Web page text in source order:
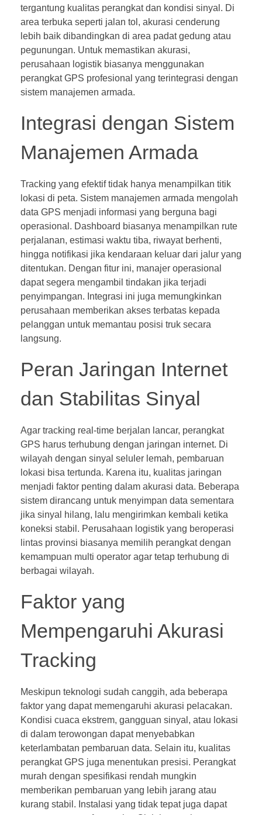
tergantung kualitas perangkat dan kondisi sinyal. Di
area terbuka seperti jalan tol, akurasi cenderung
lebih baik dibandingkan di area padat gedung atau
pegunungan. Untuk memastikan akurasi,
perusahaan logistik biasanya menggunakan
perangkat GPS profesional yang terintegrasi dengan
sistem manajemen armada.
Integrasi dengan Sistem
Manajemen Armada
Tracking yang efektif tidak hanya menampilkan titik
lokasi di peta. Sistem manajemen armada mengolah
data GPS menjadi informasi yang berguna bagi
operasional. Dashboard biasanya menampilkan rute
perjalanan, estimasi waktu tiba, riwayat berhenti,
hingga notifikasi jika kendaraan keluar dari jalur yang
ditentukan. Dengan fitur ini, manajer operasional
dapat segera mengambil tindakan jika terjadi
penyimpangan. Integrasi ini juga memungkinkan
perusahaan memberikan akses terbatas kepada
pelanggan untuk memantau posisi truk secara
langsung.
Peran Jaringan Internet
dan Stabilitas Sinyal
Agar tracking real-time berjalan lancar, perangkat
GPS harus terhubung dengan jaringan internet. Di
wilayah dengan sinyal seluler lemah, pembaruan
lokasi bisa tertunda. Karena itu, kualitas jaringan
menjadi faktor penting dalam akurasi data. Beberapa
sistem dirancang untuk menyimpan data sementara
jika sinyal hilang, lalu mengirimkan kembali ketika
koneksi stabil. Perusahaan logistik yang beroperasi
lintas provinsi biasanya memilih perangkat dengan
kemampuan multi operator agar tetap terhubung di
berbagai wilayah.
Faktor yang
Mempengaruhi Akurasi
Tracking
Meskipun teknologi sudah canggih, ada beberapa
faktor yang dapat memengaruhi akurasi pelacakan.
Kondisi cuaca ekstrem, gangguan sinyal, atau lokasi
di dalam terowongan dapat menyebabkan
keterlambatan pembaruan data. Selain itu, kualitas
perangkat GPS juga menentukan presisi. Perangkat
murah dengan spesifikasi rendah mungkin
memberikan pembaruan yang lebih jarang atau
kurang stabil. Instalasi yang tidak tepat juga dapat